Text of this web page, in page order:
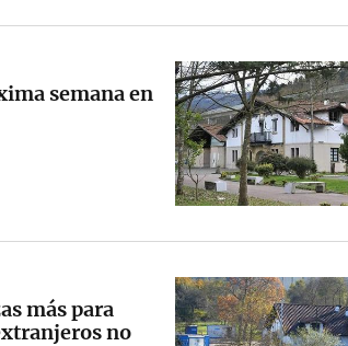
semana en
más para
no